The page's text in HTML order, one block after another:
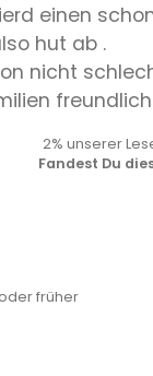
einen
hut ab .
nicht
freundlich
2% unserer
Fandest Du
früher